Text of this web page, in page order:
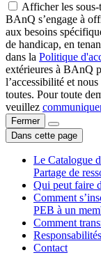
Afficher les sous-
BAnQ s’engage à
aux besoins
de handicap, en
dans la Politique
extérieures à BAnQ
l’accessibilité et
toutes. Pour toute
veuillez
Fermer
Dans cette page
Le Catalogue
Partage de
Qui peut faire
Comment
PEB à un
Comment
Contact